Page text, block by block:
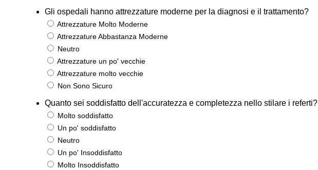
Gli ospedali hanno attrezzature moderne per la diagnosi e il trattamento?
Attrezzature Molto Moderne
Attrezzature Abbastanza Moderne
Neutro
Attrezzature un po' vecchie
Attrezzature molto vecchie
Non Sono Sicuro
Quanto sei soddisfatto dell'accuratezza e completezza nello stilare i referti?
Molto soddisfatto
Un po' soddisfatto
Neutro
Un po' Insoddisfatto
Molto Insoddisfatto